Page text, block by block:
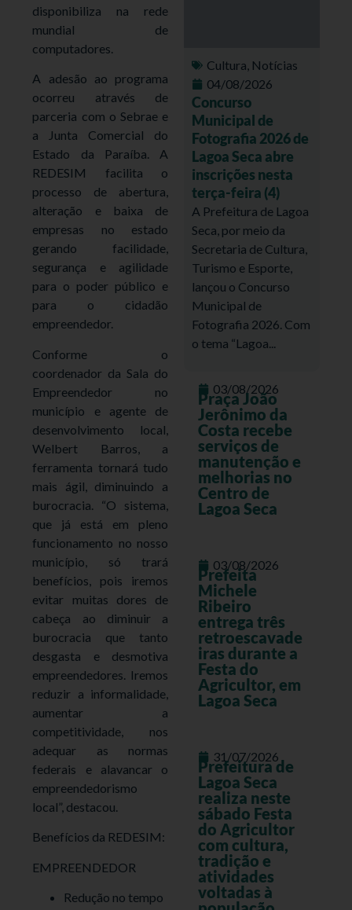
disponibiliza na rede
mundial de
computadores.
A adesão ao programa
ocorreu através de
parceria com o Sebrae e
a Junta Comercial do
Estado da Paraíba. A
REDESIM facilita o
processo de abertura,
alteração e baixa de
empresas no estado
gerando facilidade,
segurança e agilidade
para o poder público e
para o cidadão
empreendedor.
Conforme o
coordenador da Sala do
Empreendedor no
município e agente de
desenvolvimento local,
Welbert Barros, a
ferramenta tornará tudo
mais ágil, diminuindo a
burocracia. “O sistema,
que já está em pleno
funcionamento no nosso
município, só trará
benefícios, pois iremos
evitar muitas dores de
cabeça ao diminuir a
burocracia que tanto
desgasta e desmotiva
empreendedores. Iremos
reduzir a informalidade,
aumentar a
competitividade, nos
adequar as normas
federais e alavancar o
empreendedorismo
local”, destacou.
Benefícios da REDESIM:
EMPREENDEDOR
Redução no tempo
Cultura, Notícias
04/08/2026
Concurso
Municipal de
Fotografia 2026 de
Lagoa Seca abre
inscrições nesta
terça-feira (4)
A Prefeitura de Lagoa
Seca, por meio da
Secretaria de Cultura,
Turismo e Esporte,
lançou o Concurso
Municipal de
Fotografia 2026. Com
o tema “Lagoa...
03/08/2026
Praça João
Jerônimo da
Costa recebe
serviços de
manutenção e
melhorias no
Centro de
Lagoa Seca
03/08/2026
Prefeita
Michele
Ribeiro
entrega três
retroescavade
iras durante a
Festa do
Agricultor, em
Lagoa Seca
31/07/2026
Prefeitura de
Lagoa Seca
realiza neste
sábado Festa
do Agricultor
com cultura,
tradição e
atividades
voltadas à